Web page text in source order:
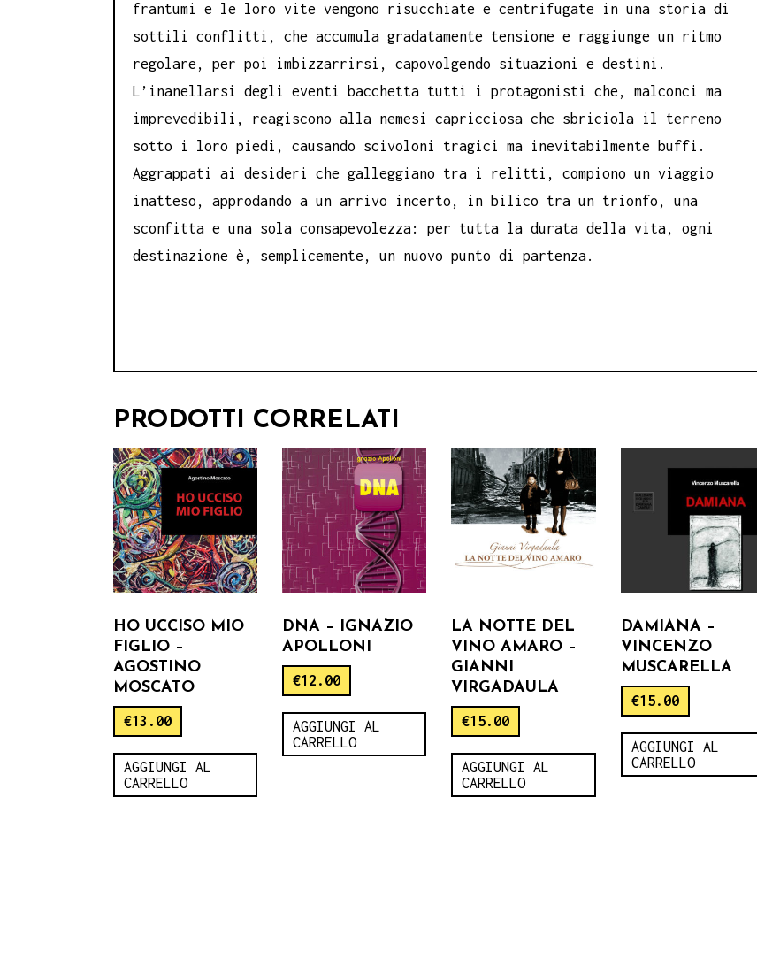
frantumi e le loro vite vengono risucchiate e centrifugate in una storia di
sottili conflitti, che accumula gradatamente tensione e raggiunge un ritmo
regolare, per poi imbizzarrirsi, capovolgendo situazioni e destini.
L’inanellarsi degli eventi bacchetta tutti i protagonisti che, malconci ma
imprevedibili, reagiscono alla nemesi capricciosa che sbriciola il terreno
sotto i loro piedi, causando scivoloni tragici ma inevitabilmente buffi.
Aggrappati ai desideri che galleggiano tra i relitti, compiono un viaggio
inatteso, approdando a un arrivo incerto, in bilico tra un trionfo, una
sconfitta e una sola consapevolezza: per tutta la durata della vita, ogni
destinazione è, semplicemente, un nuovo punto di partenza.
PRODOTTI CORRELATI
HO UCCISO MIO
FIGLIO –
AGOSTINO
MOSCATO
€13.00
AGGIUNGI AL
CARRELLO
DNA – IGNAZIO
APOLLONI
€12.00
AGGIUNGI AL
CARRELLO
LA NOTTE DEL
VINO AMARO –
GIANNI
VIRGADAULA
€15.00
AGGIUNGI AL
CARRELLO
DAMIANA –
VINCENZO
MUSCARELLA
€15.00
AGGIUNGI AL
CARRELLO